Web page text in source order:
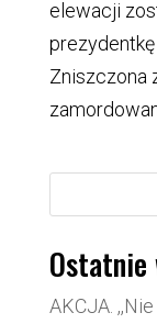
elewacji
Zniszczona
Ostatnie
AKCJA.